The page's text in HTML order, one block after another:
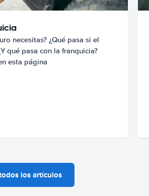
necesitas? ¿Qué pasa si el
qué pasa con la franquicia?
esta página
los artículos